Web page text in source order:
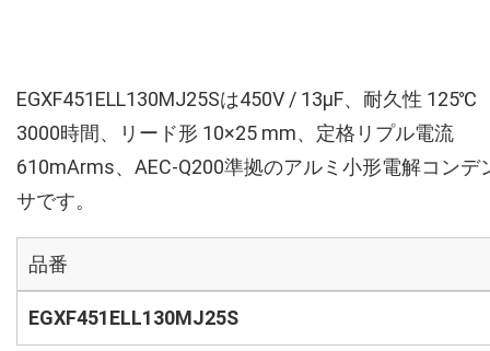
EGXF451ELL130MJ25Sは450V / 13µF、耐久性 125℃
3000時間、リード形 10×25 mm、定格リプル電流
610mArms、AEC-Q200準拠のアルミ小形電解コンデ
サです。
品番
EGXF451ELL130MJ25S